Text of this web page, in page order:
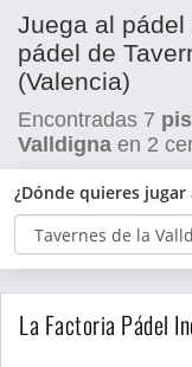
Juega al
pádel de
(Valencia)
Encontradas 7
Valldigna en 2
¿Dónde quieres jugar
La Factoria Pádel